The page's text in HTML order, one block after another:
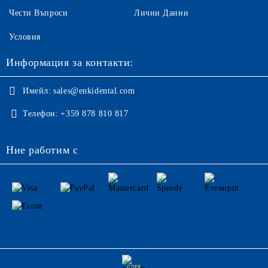
Чести Въпроси Лични Данни
Условия
Информация за контакти:
Имейл: sales@enkidental.com
Телефон: +359 878 810 817
Ние работим с
GDPR